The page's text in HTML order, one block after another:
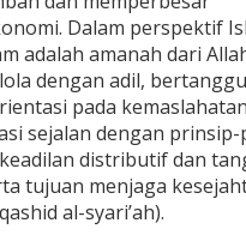
Dalam perspektif
adalah amanah dari
dengan adil,
pada
sejalan dengan
distributif dan
tujuan menjaga
al-syari’ah).